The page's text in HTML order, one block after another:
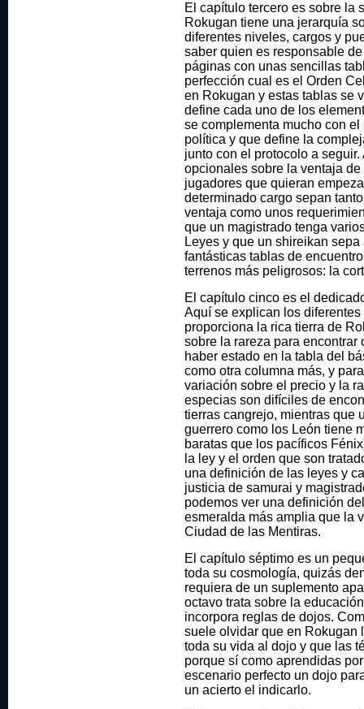
El capítulo tercero es sobre la
Rokugan tiene una jerarquía
diferentes niveles, cargos y
saber quien es responsable
páginas con unas sencillas
perfección cual es el Orden
en Rokugan y estas tablas se
define cada uno de los
se complementa mucho con
política y que define la
junto con el protocolo a
opcionales sobre la ventaja
jugadores que quieran
determinado cargo sepan
ventaja como unos
que un magistrado tenga
Leyes y que un shireikan
fantásticas tablas de
terrenos más peligrosos: la
El capítulo cinco es el
Aquí se explican los
proporciona la rica tierra de
sobre la rareza para
haber estado en la tabla del
como otra columna más, y
variación sobre el precio y la
especias son difíciles de
tierras cangrejo, mientras que
guerrero como los León tiene
baratas que los pacíficos
la ley y el orden que son
una definición de las leyes y
justicia de samurai y
podemos ver una definición
esmeralda más amplia que la
Ciudad de las Mentiras.
El capítulo séptimo es un
toda su cosmología, quizás
requiera de un suplemento
octavo trata sobre la
incorpora reglas de dojos.
suele olvidar que en Rokugan
toda su vida al dojo y que las
porque sí como aprendidas
escenario perfecto un dojo
un acierto el indicarlo.